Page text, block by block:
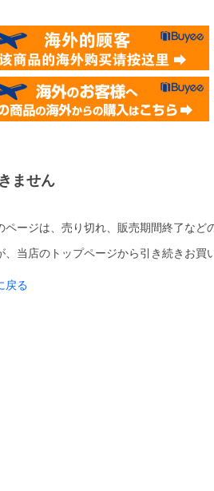
ません
ページは、売り切れ、販売期間終了など
当店のトップページから引き続きお買
戻る